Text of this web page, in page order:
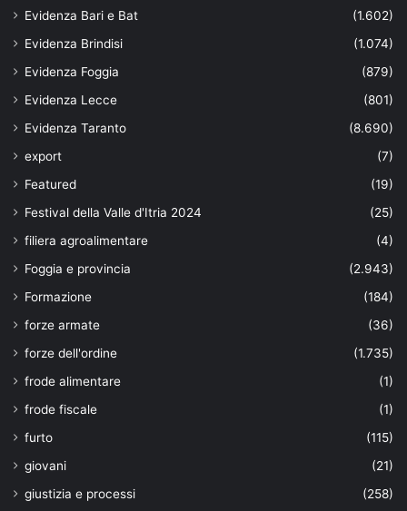
Evidenza Bari e Bat
(1.602)
Evidenza Brindisi
(1.074)
Evidenza Foggia
(879)
Evidenza Lecce
(801)
Evidenza Taranto
(8.690)
export
(7)
Featured
(19)
Festival della Valle d'Itria 2024
(25)
filiera agroalimentare
(4)
Foggia e provincia
(2.943)
Formazione
(184)
forze armate
(36)
forze dell'ordine
(1.735)
frode alimentare
(1)
frode fiscale
(1)
furto
(115)
giovani
(21)
giustizia e processi
(258)